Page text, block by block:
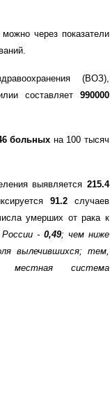
через показатели
(ВОЗ),
составляет990000
больных на 100 тысяч
выявляется 215.4
91.2 случаев
умерших от рака к
- 0,49; чем ниже
вылечившихся; тем,
местная система